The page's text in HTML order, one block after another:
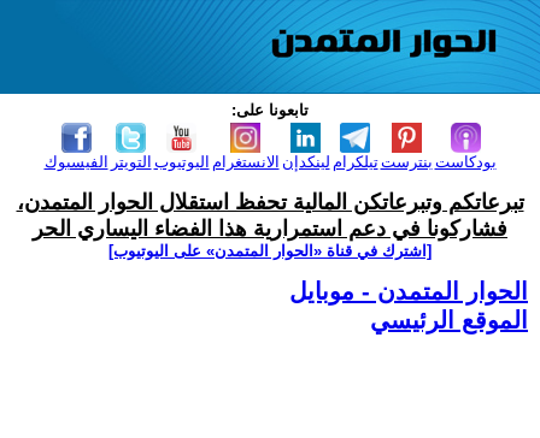
تابعونا على:
الفيسبوك التويتر اليوتيوب الانستغرام لينكدإن تيلكرامبنترست بودكاست
تبرعاتكم وتبرعاتكن المالية تحفظ استقلال الحوار المتمدن،
فشاركونا في دعم استمرارية هذا الفضاء اليساري الحر
[اشترك في قناة ‫«الحوار المتمدن» على اليوتيوب]
الحوار المتمدن - موبايل
الموقع الرئيسي